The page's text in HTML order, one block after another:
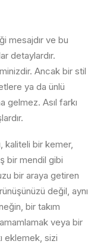
mesajdır ve bu
detaylardır.
Ancak bir stil
ya da ünlü
gelmez. Asıl farkı
kaliteli bir kemer,
bir mendil gibi
bir araya getiren
değil, aynı
bir takım
veya bir
eklemek, sizi